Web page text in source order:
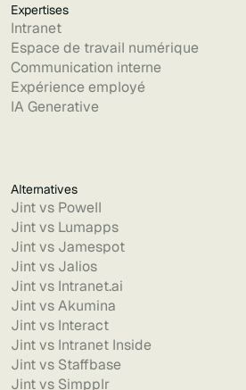
Expertises
Intranet
Espace de travail numérique
Communication interne
Expérience employé
IA Generative
Alternatives
Jint vs Powell
Jint vs Lumapps
Jint vs Jamespot
Jint vs Jalios
Jint vs Intranet.ai
Jint vs Akumina
Jint vs Interact
Jint vs Intranet Inside
Jint vs Staffbase
Jint vs Simpplr